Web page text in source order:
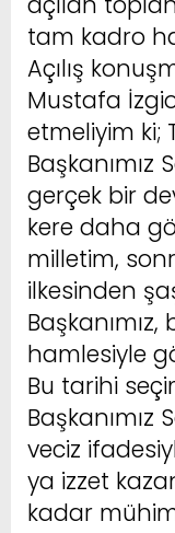
tam kadro
Açılış
Mustafa
etmeliyim ki;
Başkanımız
gerçek bir
kere daha
milletim,
ilkesinden
hamlesiyle
Bu tarihi
Başkanımız
veciz
ya izzet
kadar